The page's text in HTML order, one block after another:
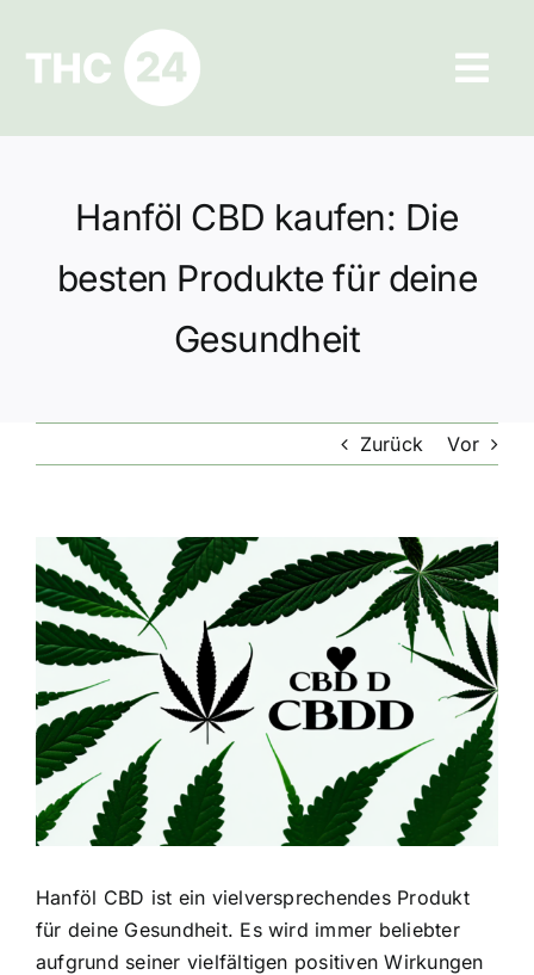
springen
Ratgeber
Hilfe und Kontakt
Datenschutz
Hanföl CBD kaufen: Die
besten Produkte für deine
Gesundheit
Zurück Vor
Zeige
grösseres
Bild
Hanföl CBD ist ein vielversprechendes Produkt
für deine Gesundheit. Es wird immer beliebter
aufgrund seiner vielfältigen positiven Wirkungen